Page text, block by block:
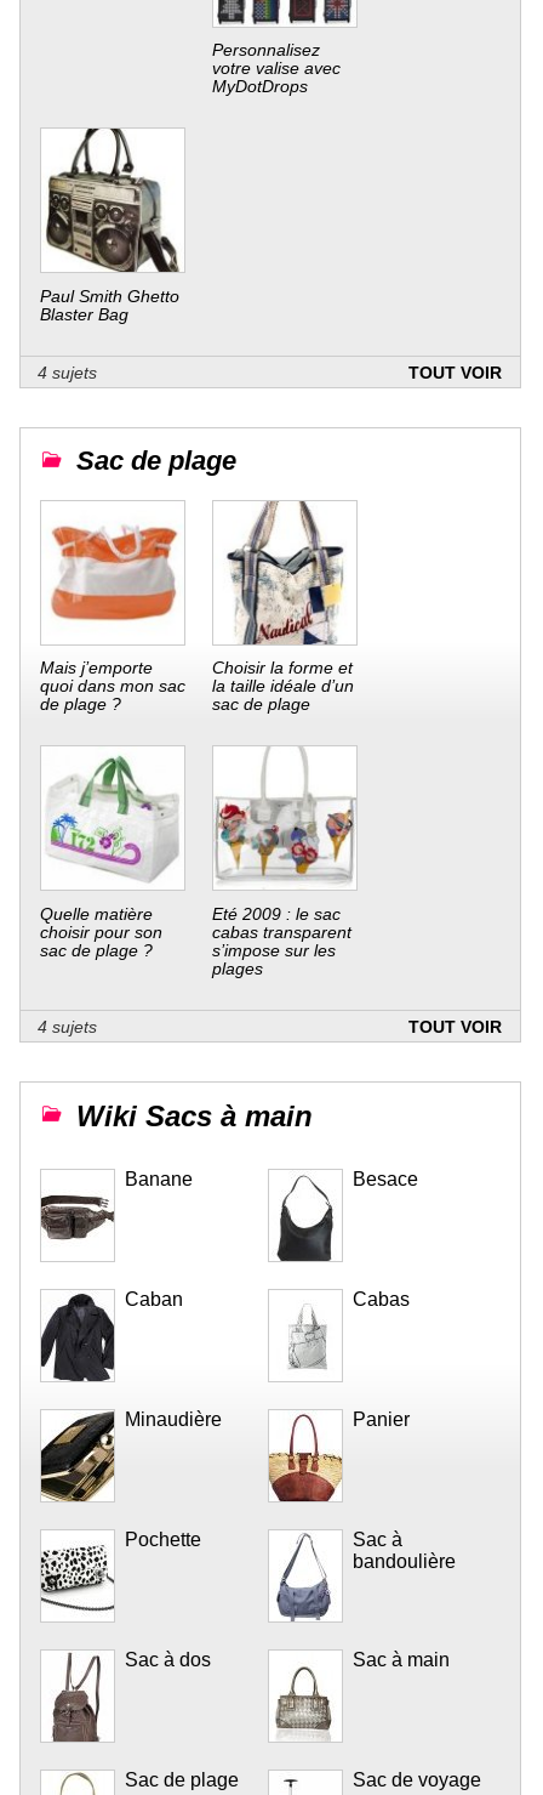
Personnalisez
votre valise avec
MyDotDrops
Paul Smith Ghetto
Blaster Bag
4 sujets TOUT VOIR
Sac de plage
Mais j’emporte
quoi dans mon sac
de plage ?
Choisir la forme et
la taille idéale d’un
sac de plage
Quelle matière
choisir pour son
sac de plage ?
Eté 2009 : le sac
cabas transparent
s’impose sur les
plages
4 sujets TOUT VOIR
Wiki Sacs à main
Banane Besace
Caban Cabas
Minaudière Panier
Pochette
Sac à
bandoulière
Sac à dos Sac à main
Sac de plage Sac de voyage